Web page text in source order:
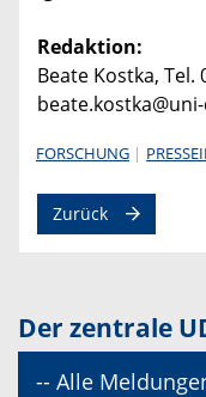
Redaktion:
Beate Kostka, Tel.
FORSCHUNG
Zurück
Der zentrale
-- Alle